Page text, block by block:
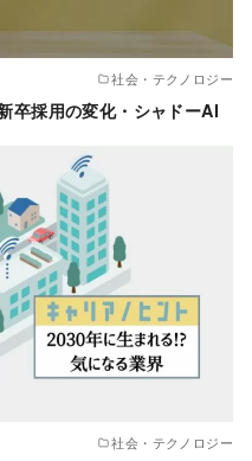
社会・テクノロジー
卒採用の変化・シャドーAI
社会・テクノロジー